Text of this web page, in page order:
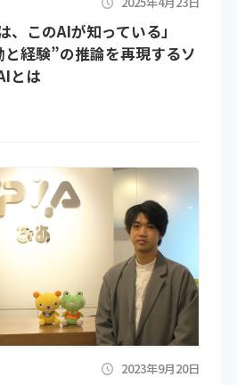
、このAIが知っている」
経験”の推論を再現するソ
とは
2023年9月20日